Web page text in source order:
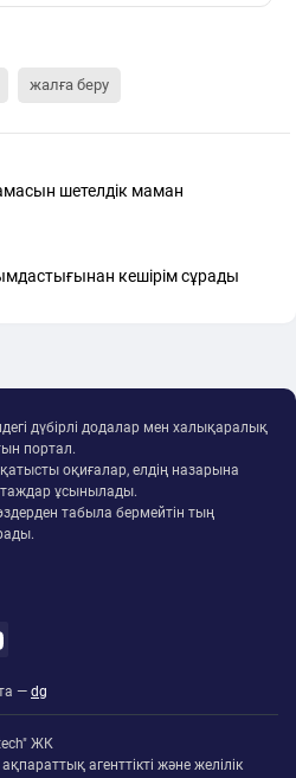
жалға беру
шетелдік маман
кешірім сұрады
дүбірлі додалар мен халықаралық
портал.
оқиғалар, елдің назарына
ұсынылады.
табыла бермейтін тың
— dg
ЖК
агенттікті және желілік